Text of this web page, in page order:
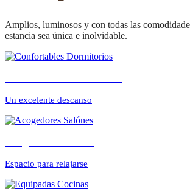
ambientes
relajados
Amplios, luminosos y con todas las
estancia sea única e inolvidable.
Un excelente descanso
Espacio para relajarse